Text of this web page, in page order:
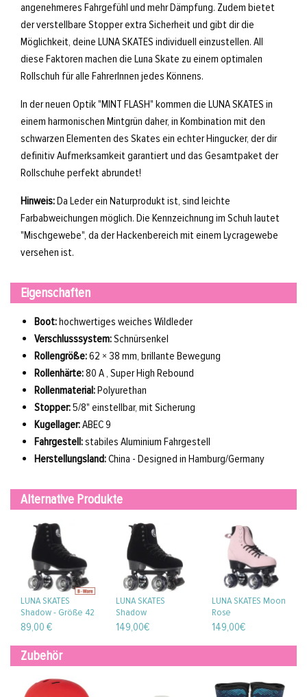
angenehmeres Fahrgefühl und mehr Dämpfung. Zudem bietet
der verstellbare Stopper extra Sicherheit und gibt dir die
Möglichkeit, deine LUNA SKATES individuell einzustellen. All
diese Faktoren machen die Luna Skate zu einem optimalen
Rollschuh für alle FahrerInnen jedes Könnens.
In der neuen Optik "MINT FLASH" kommen die LUNA SKATES in
einem harmonischen Mintgrün daher, in Kombination mit den
schwarzen Elementen des Skates ein echter Hingucker, der dir
definitiv Aufmerksamkeit garantiert und das Gesamtpaket der
Rollschuhe perfekt abrundet!
Hinweis:Da Leder ein Naturprodukt ist, sind leichte
Farbabweichungen möglich. Die Kennzeichnung im Schuh lautet
"Mischgewebe", da der Hackenbereich mit einem Lycragewebe
versehen ist.
Eigenschaften
Boot:hochwertiges weiches Wildleder
Verschlusssystem:Schnürsenkel
Rollengröße:62 × 38 mm, brillante Bewegung
Rollenhärte:80 A , Super High Rebound
Rollenmaterial:Polyurethan
Stopper:5/8" einstellbar, mit Sicherung
Kugellager:ABEC 9
Fahrgestell:stabiles Aluminium Fahrgestell
Herstellungsland:China - Designed in Hamburg/Germany
Alternative Produkte
LUNA SKATES
Shadow - Größe 42
- B-Ware
89,00 €
LUNA SKATES
Shadow
149,00€
LUNA SKATES Moon
Rose
149,00€
Zubehör